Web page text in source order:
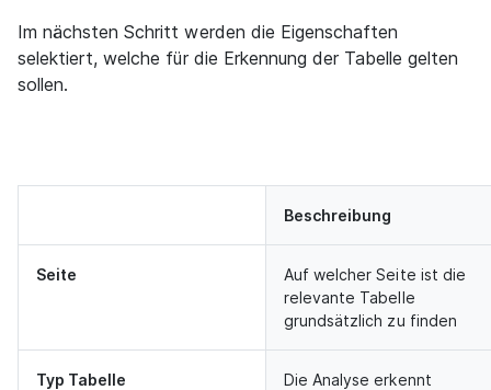
Im nächsten Schritt werden die Eigenschaften
selektiert, welche für die Erkennung der Tabelle gelten
sollen.
Beschreibung
Seite
Auf welcher Seite ist die
relevante Tabelle
grundsätzlich zu finden
Typ Tabelle
Die Analyse erkennt